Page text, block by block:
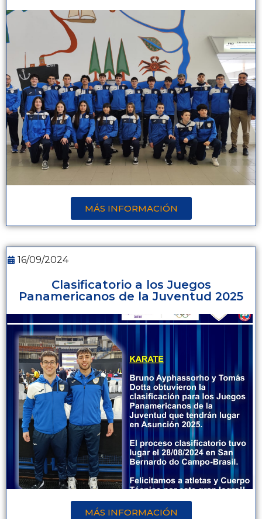
MÁS INFORMACIÓN
16/09/2024
Clasificatorio a los Juegos
Panamericanos de la Juventud 2025
MÁS INFORMACIÓN